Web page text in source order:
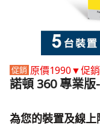
原價1990▼促
諾頓 360 專業
為您的裝置及線